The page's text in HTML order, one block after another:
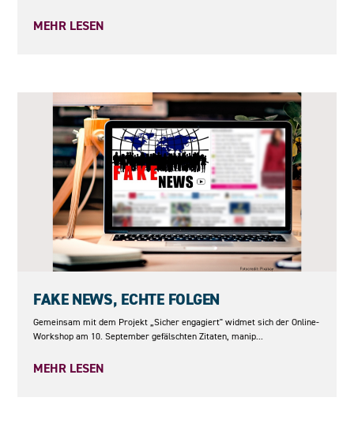
MEHR LESEN
FAKE NEWS, ECHTE FOLGEN
Gemeinsam mit dem Projekt „Sicher engagiert" widmet sich der Online-
Workshop am 10. September gefälschten Zitaten, manip...
MEHR LESEN